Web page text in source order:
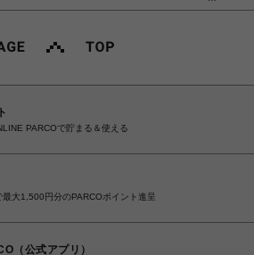
PARCOで貯まる＆使える
大1,500円分のPARCOポイント進呈
（公式アプリ）